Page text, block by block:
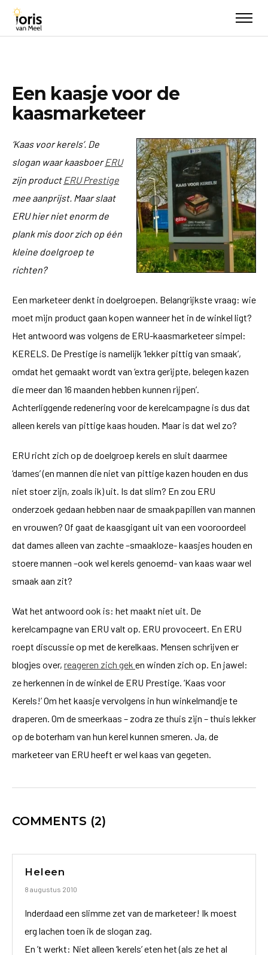
Een kaasje voor de
kaasmarketeer
‘Kaas voor kerels’. De
slogan waar kaasboerERU
zijn productERU Prestige
mee aanprijst. Maar slaat
ERU hier niet enorm de
plank mis door zich op één
kleine doelgroep te
richten?
Een marketeer denkt in doelgroepen. Belangrijkste vraag: wie
moet mijn product gaan kopen wanneer het in de winkel ligt?
Het antwoord was volgens de ERU-kaasmarketeer simpel:
KERELS. De Prestige is namelijk ‘lekker pittig van smaak’,
omdat het gemaakt wordt van ‘extra gerijpte, belegen kazen
die meer dan 16 maanden hebben kunnen rijpen’.
Achterliggende redenering voor de kerelcampagne is dus dat
alleen kerels van pittige kaas houden. Maar is dat wel zo?
ERU richt zich op de doelgroep kerels en sluit daarmee
‘dames’ (en mannen die niet van pittige kazen houden en dus
niet stoer zijn, zoals ik) uit. Is dat slim? En zou ERU
onderzoek gedaan hebben naar de smaakpapillen van mannen
en vrouwen? Of gaat de kaasgigant uit van een vooroordeel
dat dames alleen van zachte –smaakloze- kaasjes houden en
stoere mannen –ook wel kerels genoemd- van kaas waar wel
smaak aan zit?
Wat het antwoord ook is: het maakt niet uit. De
kerelcampagne van ERU valt op. ERU provoceert. En ERU
roept discussie op met de kerelkaas. Mensen schrijven er
blogjes over, reageren zich gek en winden zich op. En jawel:
ze herkennen in de winkel de ERU Prestige. ‘Kaas voor
Kerels!’ Om het kaasje vervolgens in hun winkelmandje te
draperen. Om de smeerkaas – zodra ze thuis zijn – thuis lekker
op de boterham van hun kerel kunnen smeren. Ja, de
marketeer van ERU heeft er wel kaas van gegeten.
COMMENTS (2)
Heleen
8 augustus 2010
Inderdaad een slimme zet van de marketeer! Ik moest
erg lachen toen ik de slogan zag.
En ’t werkt: Niet alleen ‘kerels’ eten het (als ze het al